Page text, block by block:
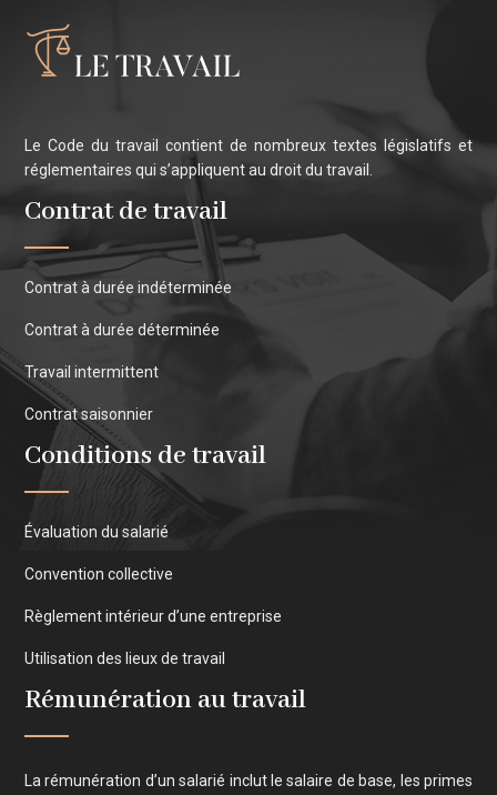
Le Code du travail contient de nombreux textes législatifs et
réglementaires qui s’appliquent au droit du travail.
Contrat de travail
Contrat à durée indéterminée
Contrat à durée déterminée
Travail intermittent
Contrat saisonnier
Conditions de travail
Évaluation du salarié
Convention collective
Règlement intérieur d’une entreprise
Utilisation des lieux de travail
Rémunération au travail
La rémunération d’un salarié inclut le salaire de base, les primes